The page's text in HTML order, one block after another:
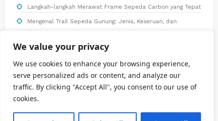
We value your privacy
We use cookies to enhance your browsing experience,
serve personalized ads or content, and analyze our
traffic. By clicking "Accept All", you consent to our use of
cookies.
Langkah-langkah Merawat Frame Sepeda Carbon yang Tepat
Mengenal Trail Sepeda Gunung: Jenis, Keseruan, dan
Keamanannya
Panduan Lengkap Memilih Sepeda Gunung Harga Terjangkau
Inovasi Sepeda Gayung: Masa Depan Transportasi
Berkelanjutan di Indonesia
Tren Sepeda Terbaru di Indonesia: Apa yang Harus Anda
Tahu